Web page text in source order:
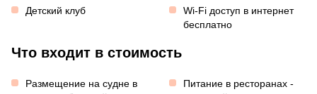
Детский клуб
Wi-Fi доступ в интернет
бесплатно
Что входит в стоимость
Размещение на судне в
Питание в ресторанах -